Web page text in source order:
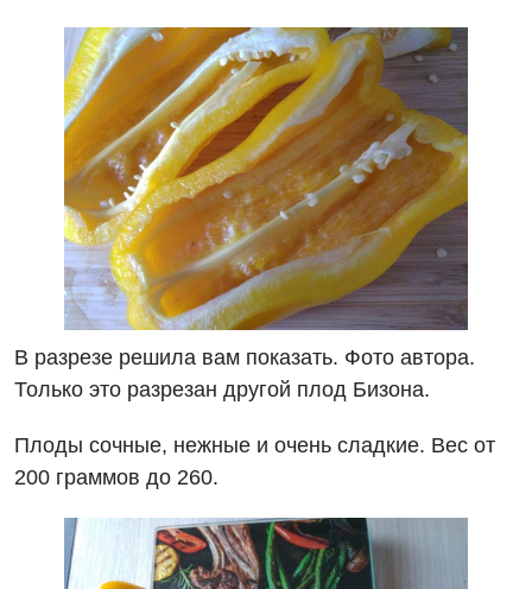
В разрезе решила вам показать. Фото автора.
Только это разрезан другой плод Бизона.
Плоды сочные, нежные и очень сладкие. Вес от
200 граммов до 260.